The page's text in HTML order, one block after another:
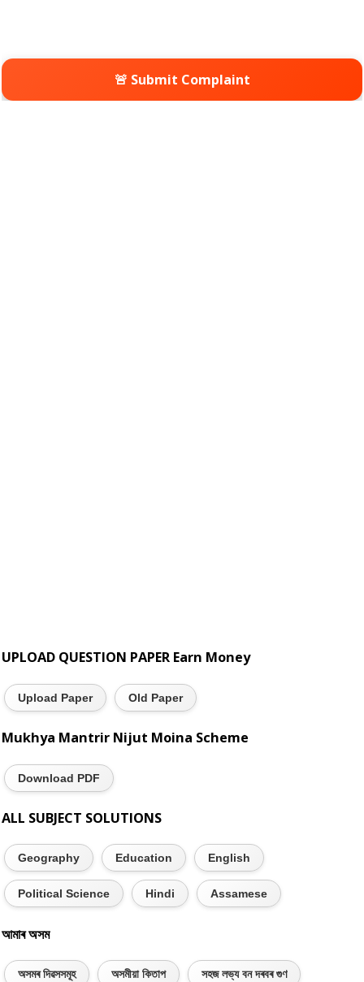
🚨 Submit Complaint
UPLOAD QUESTION PAPER Earn Money
Upload Paper Old Paper
Mukhya Mantrir Nijut Moina Scheme
Download PDF
ALL SUBJECT SOLUTIONS
Geography Education English
Political Science Hindi Assamese
আমাৰ অসম
অসমৰ দিৱসসমূহ অসমীয়া কিতাপ সহজ লভ্য বন দৰবৰ গুণ